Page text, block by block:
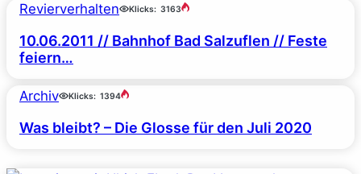
Revierverhalten Klicks: 3163
10.06.2011 // Bahnhof Bad Salzuflen // Feste
feiern…
Archiv Klicks: 1394
Was bleibt? – Die Glosse für den Juli 2020